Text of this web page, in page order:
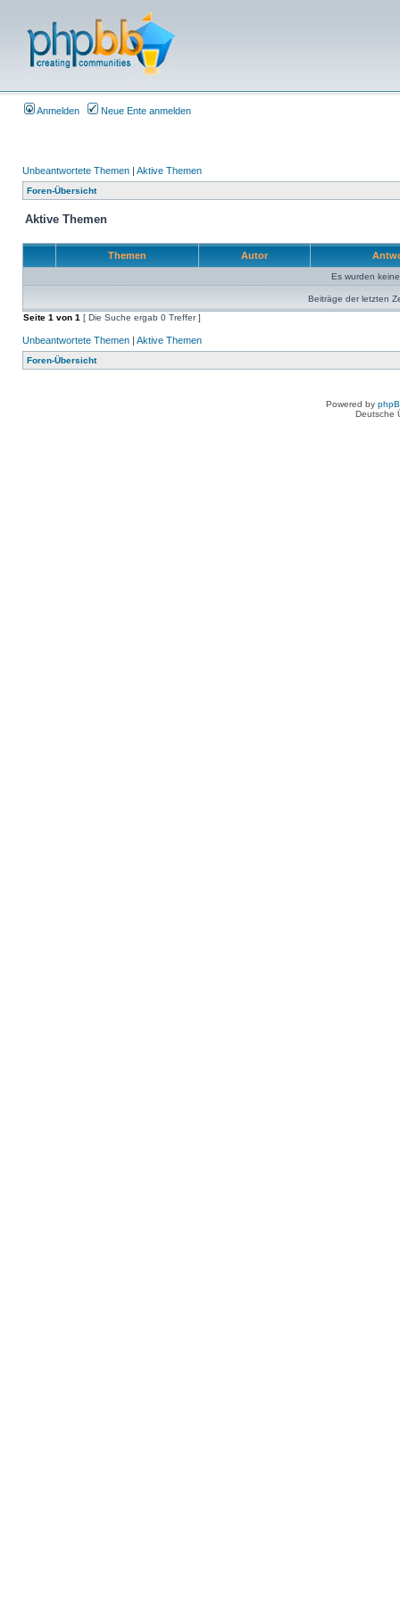
Anmelden Neue Ente anmelden
Unbeantwortete Themen | Aktive Themen
Foren-Übersicht
Aktive Themen
Themen Autor
Es wurden
Beiträge der letzten
Seite 1 von 1 [ Die Suche ergab 0 Treffer ]
Unbeantwortete Themen | Aktive Themen
Foren-Übersicht
Powered by
Deutsche